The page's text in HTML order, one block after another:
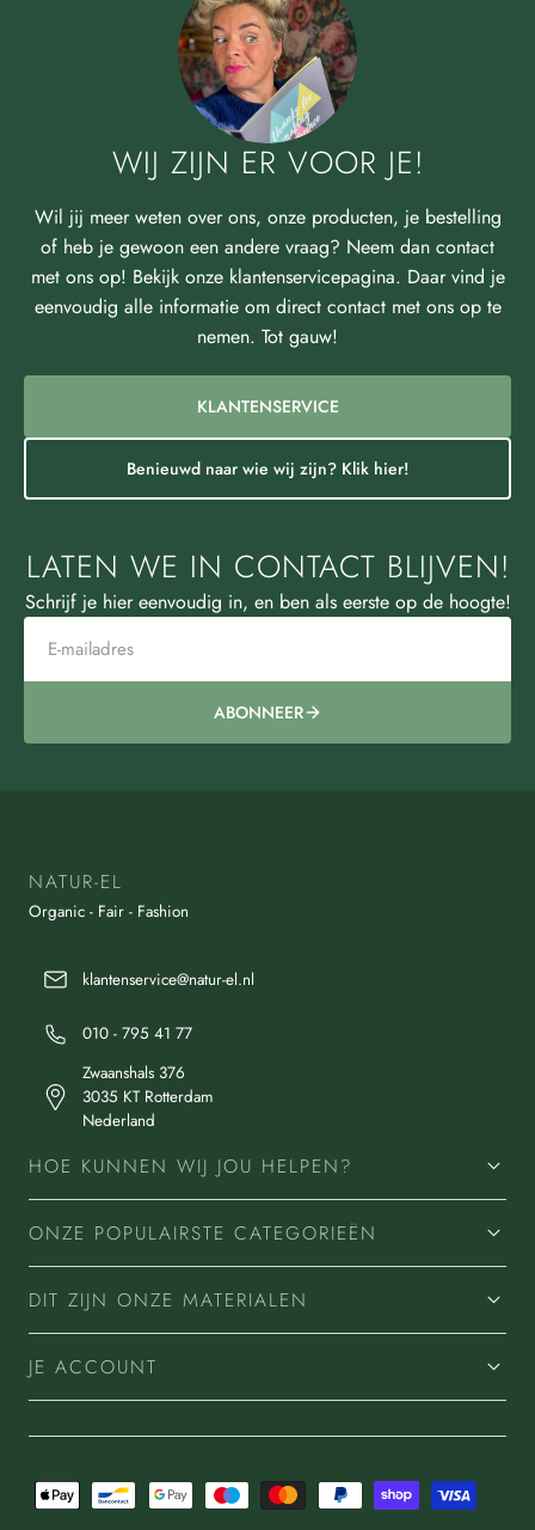
WIJ ZIJN ER VOOR JE!
Wil jij meer weten over ons, onze producten, je bestelling
of heb je gewoon een andere vraag? Neem dan contact
met ons op! Bekijk onze klantenservicepagina. Daar vind je
eenvoudig alle informatie om direct contact met ons op te
nemen. Tot gauw!
KLANTENSERVICE
Benieuwd naar wie wij zijn? Klik hier!
LATEN WE IN CONTACT BLIJVEN!
Schrijf je hier eenvoudig in, en ben als eerste op de hoogte!
ABONNEER
NATUR-EL
Organic - Fair - Fashion
klantenservice@natur-el.nl
010 - 795 41 77
Zwaanshals 376
3035 KT Rotterdam
Nederland
HOE KUNNEN WIJ JOU HELPEN?
ONZE POPULAIRSTE CATEGORIEËN
DIT ZIJN ONZE MATERIALEN
JE ACCOUNT
Betaalmethoden